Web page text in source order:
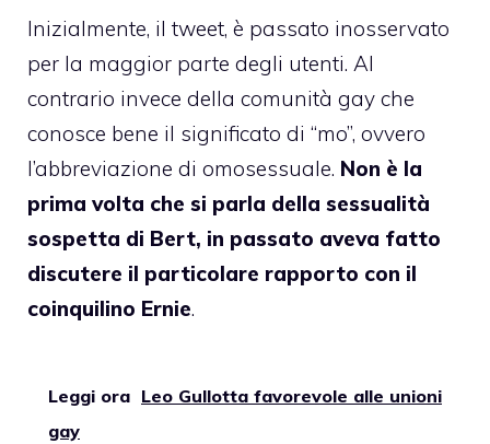
Inizialmente, il tweet, è passato inosservato
per la maggior parte degli utenti. Al
contrario invece della comunità gay che
conosce bene il significato di “mo”, ovvero
l’abbreviazione di omosessuale. Non è la
prima volta che si parla della sessualità
sospetta di Bert, in passato aveva fatto
discutere il particolare rapporto con il
coinquilino Ernie.
Leggi ora Leo Gullotta favorevole alle unioni
gay